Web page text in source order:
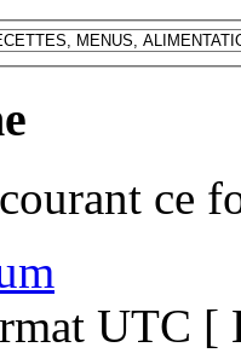
ce
UTC [